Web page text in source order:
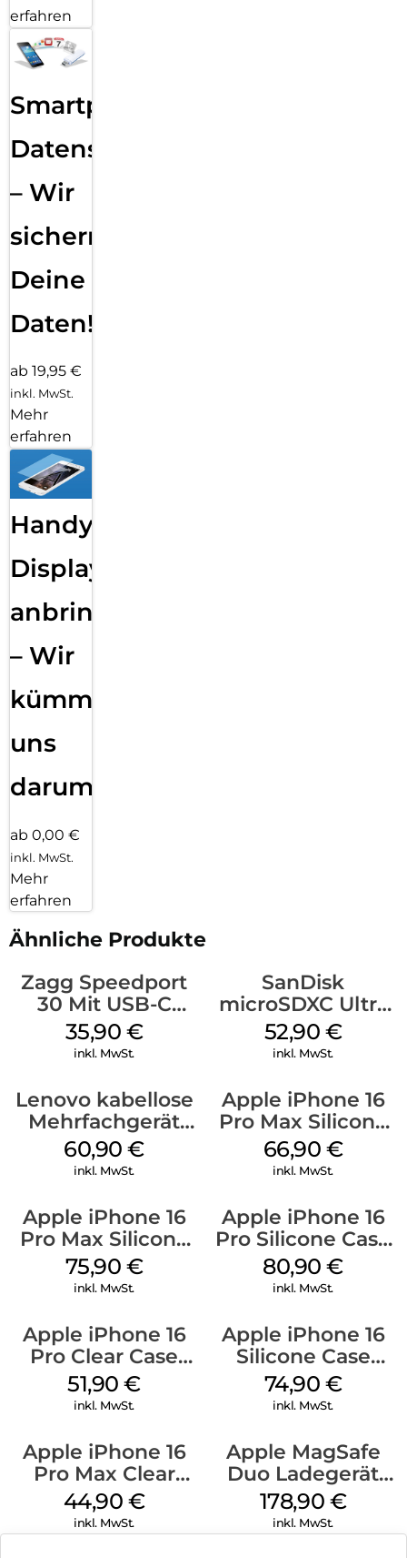
erfahren
Smartphone
Datensicherung
– Wir
sichern
Deine
Daten!
ab 19,95 €
inkl. MwSt.
Mehr
erfahren
Handy
Displayfolie
anbringen
– Wir
kümmern
uns
darum!
ab 0,00 €
inkl. MwSt.
Mehr
erfahren
Ähnliche Produkte
Zagg Speedport
30 Mit USB-C
Kabel Weiß
35,90 €
inkl. MwSt.
SanDisk
microSDXC Ultra
128 GB + Adapter
Mobile
52,90 €
inkl. MwSt.
Lenovo kabellose
Mehrfachgerät
Luna Grey
60,90€
inkl. MwSt.
Apple iPhone 16
Pro Max Silicone
Case MagSafe
Black
66,90 €
inkl. MwSt.
Apple iPhone 16
Pro Max Silicone
Case MagSafe
Stone Gray
75,90 €
inkl. MwSt.
Apple iPhone 16
Pro Silicone Case
MagSafe Stone
Gray
80,90€
inkl. MwSt.
Apple iPhone 16
Pro Clear Case
MagSafe
Transparent
51,90€
inkl. MwSt.
Apple iPhone 16
Silicone Case
MagSafe Black
74,90 €
inkl. MwSt.
Apple iPhone 16
Pro Max Clear
Case MagSafe
Transparent
44,90 €
inkl. MwSt.
Apple MagSafe
Duo Ladegerät
Weiß
178,90 €
inkl. MwSt.